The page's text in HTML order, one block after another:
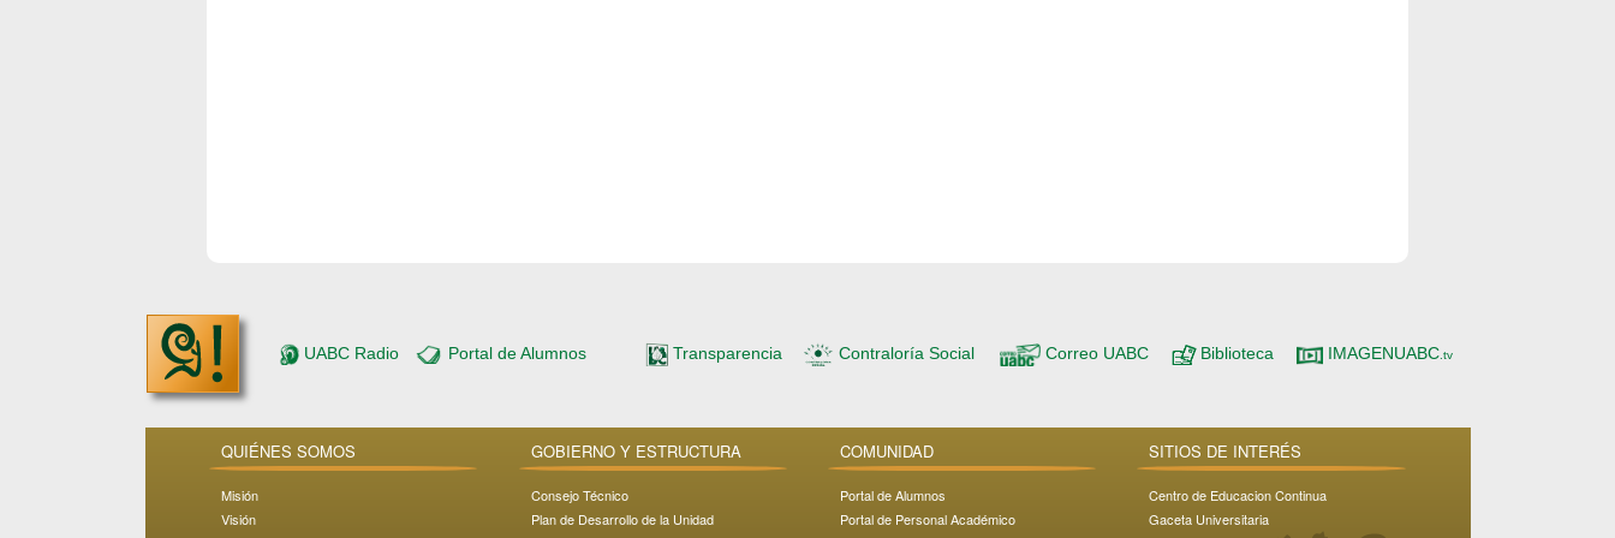
UABC Radio Portal de Alumnos Transparencia Contraloría Social Correo UABC Biblioteca IMAGENUABC .tv
QUIÉNES SOMOS
Misión
Visión
GOBIERNO Y ESTRUCTURA
Consejo Técnico
Plan de Desarrollo de la Unidad
COMUNIDAD
Portal de Alumnos
Portal de Personal Académico
SITIOS DE INTERÉS
Centro de Educacion Continua
Gaceta Universitaria